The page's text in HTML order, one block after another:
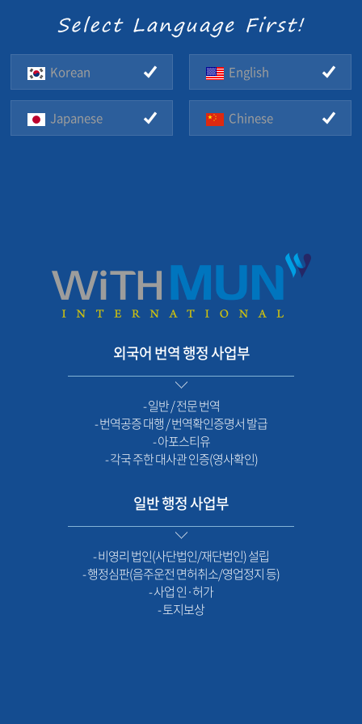
Korean English
Japanese Chinese
외국어 번역 행정 사업부
- 일반 / 전문 번역
- 번역공증 대행 / 번역확인증명서 발급
- 아포스티유
- 각국 주한 대사관 인증(영사확인)
일반 행정 사업부
- 비영리 법인(사단법인/재단법인) 설립
- 행정심판(음주운전 면허취소/영업정지 등)
- 사업 인·허가
- 토지보상